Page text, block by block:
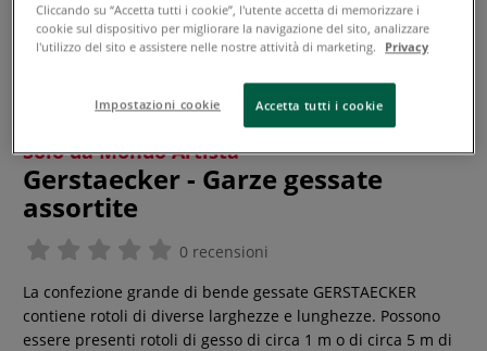
Solo da Mondo Artista
Gerstaecker - Garze gessate
assortite
0 recensioni
La confezione grande di bende gessate GERSTAECKER
contiene rotoli di diverse larghezze e lunghezze. Possono
essere presenti rotoli di gesso di circa 1 m o di circa 5 m di
Cliccando su “Accetta tutti i cookie”, l'utente accetta di memorizzare i
cookie sul dispositivo per migliorare la navigazione del sito, analizzare
l'utilizzo del sito e assistere nelle nostre attività di marketing.
Privacy
Impostazioni cookie Accetta tutti i cookie